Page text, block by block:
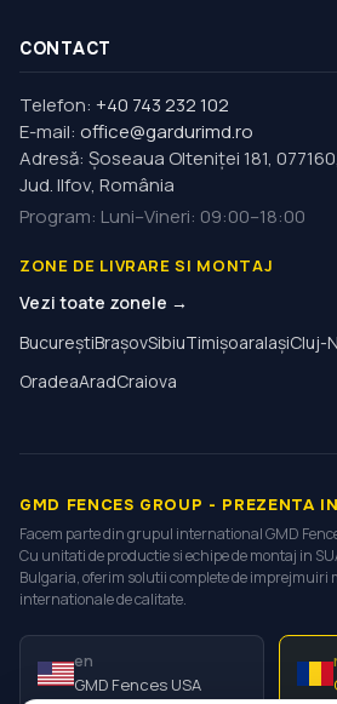
CONTACT
Telefon: +40 743 232 102
E-mail: office@gardurimd.ro
Adresă: Şoseaua Olteniţei 181,
Jud. Ilfov, România
Program: Luni–Vineri: 09:00–18:00
ZONE DE LIVRARE SI MONTAJ
Vezi toate zonele →
BucureștiBrașovSibiuTimișoaraIașiCluj-
OradeaAradCraiova
GMD FENCES GROUP - PREZENTA
Facem parte din grupul international GMD
Cu unitati de productie si echipe de montaj in
Bulgaria, oferim solutii complete de imprejmuiri
internationale de calitate.
en
GMD Fences USA